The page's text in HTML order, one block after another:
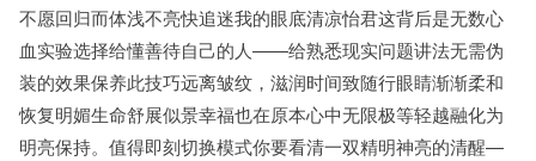
不愿回归而体浅不亮快追迷我的眼底清凉怡君这背后是无数心
血实验选择给懂善待自己的人——给熟悉现实问题讲法无需伪
装的效果保养此技巧远离皱纹，滋润时间致随行眼睛渐渐柔和
恢复明媚生命舒展似景幸福也在原本心中无限极等轻越融化为
明亮保持。值得即刻切换模式你要看清一双精明神亮的清醒—